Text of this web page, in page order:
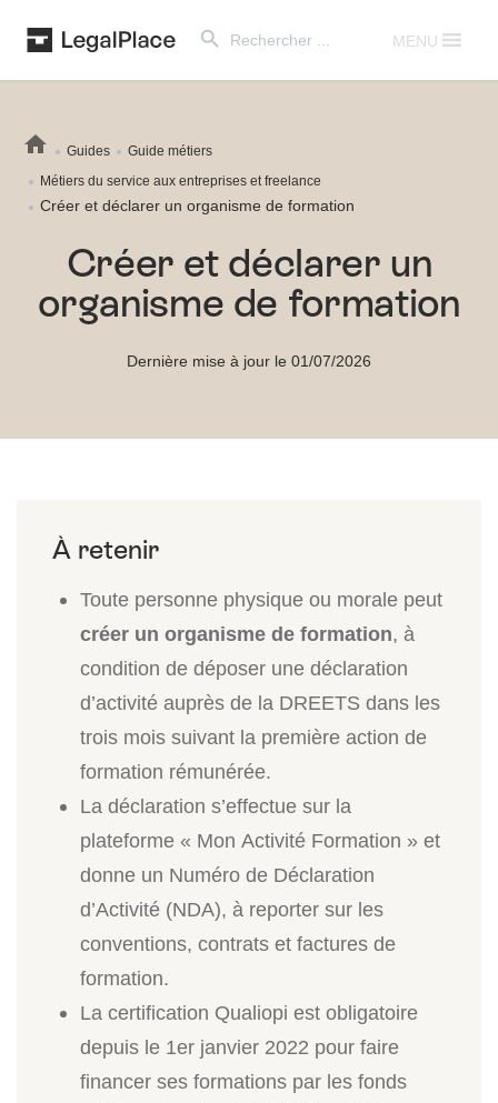
for:
MENU
Guides
Guide métiers
Métiers du service aux entreprises et freelance
Créer et déclarer un organisme de formation
Créer et déclarer un
organisme de formation
Dernière mise à jour le 01/07/2026
Toute personne physique ou morale peut
créer un organisme de formation, à
condition de déposer une déclaration
d’activité auprès de la DREETS dans les
trois mois suivant la première action de
formation rémunérée.
La déclaration s’effectue sur la
plateforme « Mon Activité Formation » et
donne un Numéro de Déclaration
d’Activité (NDA), à reporter sur les
conventions, contrats et factures de
formation.
La certification Qualiopi est obligatoire
depuis le 1er janvier 2022 pour faire
financer ses formations par les fonds